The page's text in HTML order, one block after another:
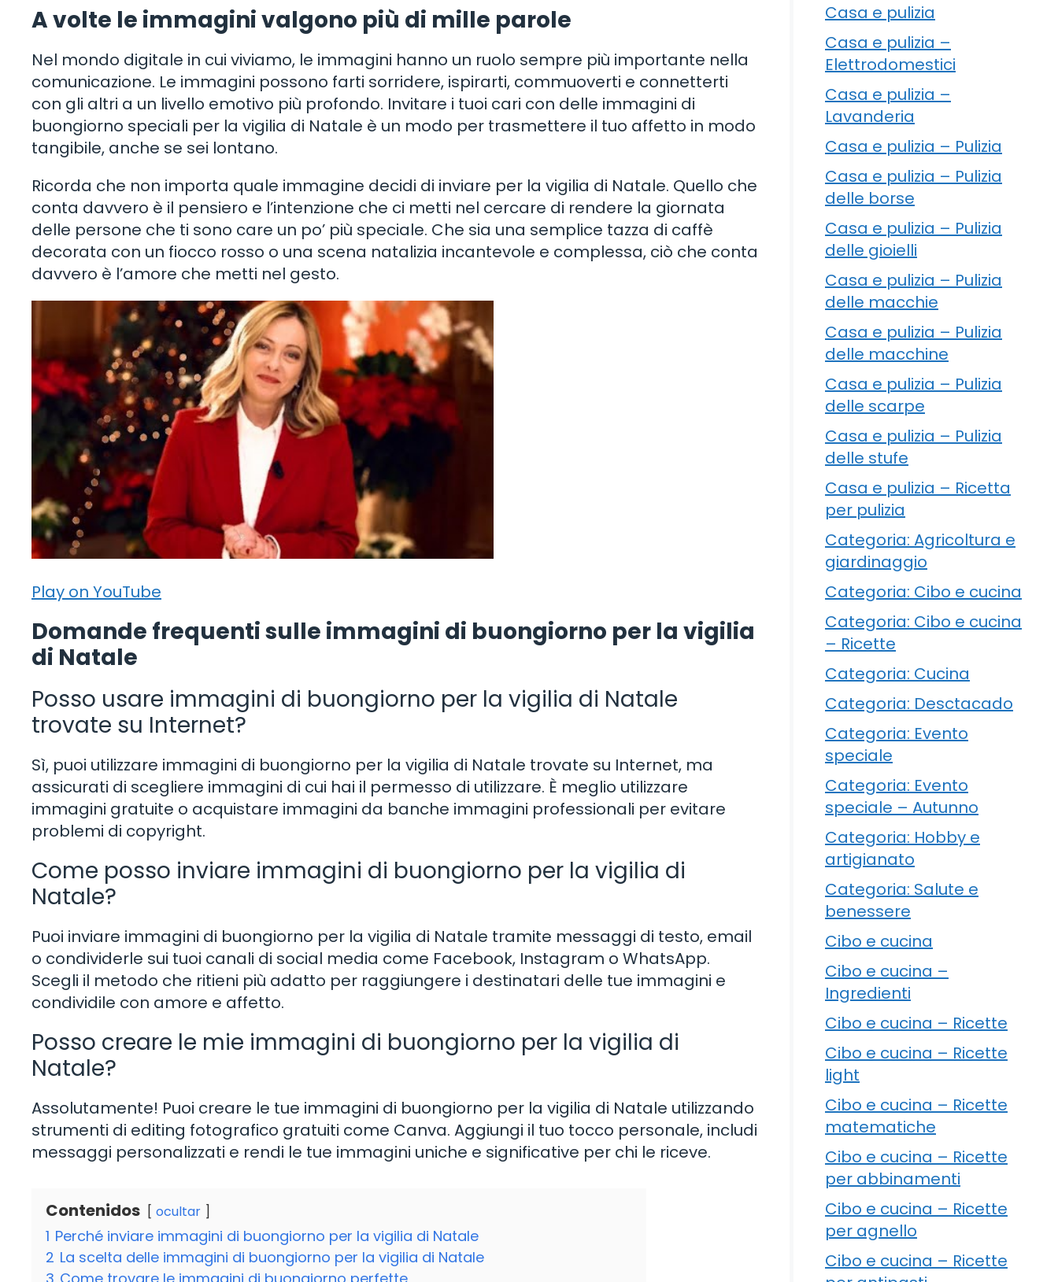
A volte le immagini valgono più di mille parole
Nel mondo digitale in cui viviamo, le immagini hanno un ruolo sempre più importante nella
comunicazione. Le immagini possono farti sorridere, ispirarti, commuoverti e connetterti
con gli altri a un livello emotivo più profondo. Invitare i tuoi cari con delle immagini di
buongiorno speciali per la vigilia di Natale è un modo per trasmettere il tuo affetto in modo
tangibile, anche se sei lontano.
Ricorda che non importa quale immagine decidi di inviare per la vigilia di Natale. Quello che
conta davvero è il pensiero e l’intenzione che ci metti nel cercare di rendere la giornata
delle persone che ti sono care un po’ più speciale. Che sia una semplice tazza di caffè
decorata con un fiocco rosso o una scena natalizia incantevole e complessa, ciò che conta
davvero è l’amore che metti nel gesto.
Play on YouTube
Domande frequenti sulle immagini di buongiorno per la vigilia
di Natale
Posso usare immagini di buongiorno per la vigilia di Natale
trovate su Internet?
Sì, puoi utilizzare immagini di buongiorno per la vigilia di Natale trovate su Internet, ma
assicurati di scegliere immagini di cui hai il permesso di utilizzare. È meglio utilizzare
immagini gratuite o acquistare immagini da banche immagini professionali per evitare
problemi di copyright.
Come posso inviare immagini di buongiorno per la vigilia di
Natale?
Puoi inviare immagini di buongiorno per la vigilia di Natale tramite messaggi di testo, email
o condividerle sui tuoi canali di social media come Facebook, Instagram o WhatsApp.
Scegli il metodo che ritieni più adatto per raggiungere i destinatari delle tue immagini e
condividile con amore e affetto.
Posso creare le mie immagini di buongiorno per la vigilia di
Natale?
Assolutamente! Puoi creare le tue immagini di buongiorno per la vigilia di Natale utilizzando
strumenti di editing fotografico gratuiti come Canva. Aggiungi il tuo tocco personale, includi
messaggi personalizzati e rendi le tue immagini uniche e significative per chi le riceve.
Contenidos ocultar
1 Perché inviare immagini di buongiorno per la vigilia di Natale
2 La scelta delle immagini di buongiorno per la vigilia di Natale
Casa e pulizia
Casa e pulizia –
Elettrodomestici
Casa e pulizia –
Lavanderia
Casa e pulizia – Pulizia
Casa e pulizia – Pulizia
delle borse
Casa e pulizia – Pulizia
delle gioielli
Casa e pulizia – Pulizia
delle macchie
Casa e pulizia – Pulizia
delle macchine
Casa e pulizia – Pulizia
delle scarpe
Casa e pulizia – Pulizia
delle stufe
Casa e pulizia – Ricetta
per pulizia
Categoria: Agricoltura e
giardinaggio
Categoria: Cibo e cucina
Categoria: Cibo e cucina
– Ricette
Categoria: Cucina
Categoria: Desctacado
Categoria: Evento
speciale
Categoria: Evento
speciale – Autunno
Categoria: Hobby e
artigianato
Categoria: Salute e
benessere
Cibo e cucina
Cibo e cucina –
Ingredienti
Cibo e cucina – Ricette
Cibo e cucina – Ricette
light
Cibo e cucina – Ricette
matematiche
Cibo e cucina – Ricette
per abbinamenti
Cibo e cucina – Ricette
per agnello
Cibo e cucina – Ricette